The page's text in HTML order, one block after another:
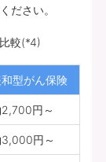
ださい。
比較(*4)
型がん保険
円～
円～